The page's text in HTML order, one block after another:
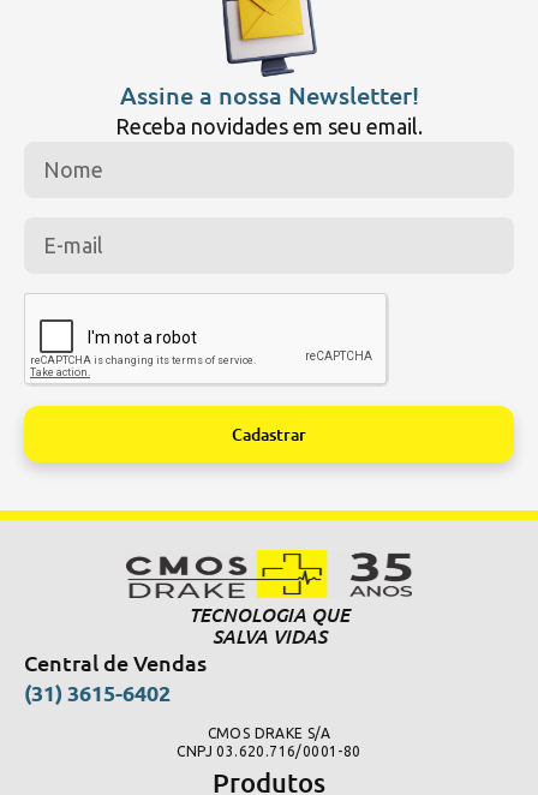
Assine a nossa Newsletter!
Receba novidades em seu email.
Cadastrar
TECNOLOGIA QUE
SALVA VIDAS
Central de Vendas
(31) 3615-6402
CMOS DRAKE S/A
CNPJ 03.620.716/0001-80
Produtos